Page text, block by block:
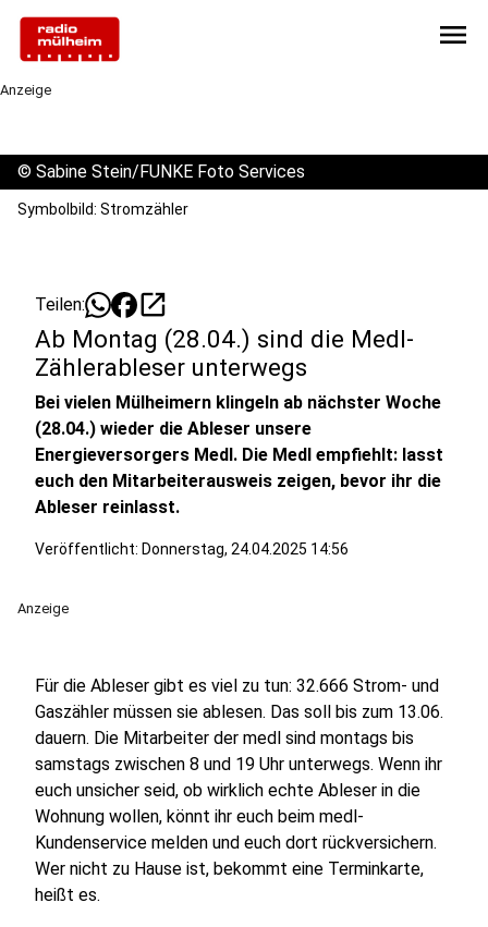
menu
Anzeige
© Sabine Stein/FUNKE Foto Services
Symbolbild: Stromzähler
Teilen: open_in_new
Ab Montag (28.04.) sind die Medl-
Zählerableser unterwegs
Bei vielen Mülheimern klingeln ab nächster Woche
(28.04.) wieder die Ableser unsere
Energieversorgers Medl. Die Medl empfiehlt: lasst
euch den Mitarbeiterausweis zeigen, bevor ihr die
Ableser reinlasst.
Veröffentlicht: Donnerstag, 24.04.2025 14:56
Anzeige
Für die Ableser gibt es viel zu tun: 32.666 Strom- und
Gaszähler müssen sie ablesen. Das soll bis zum 13.06.
dauern. Die Mitarbeiter der medl sind montags bis
samstags zwischen 8 und 19 Uhr unterwegs. Wenn ihr
euch unsicher seid, ob wirklich echte Ableser in die
Wohnung wollen, könnt ihr euch beim medl-
Kundenservice melden und euch dort rückversichern.
Wer nicht zu Hause ist, bekommt eine Terminkarte,
heißt es.